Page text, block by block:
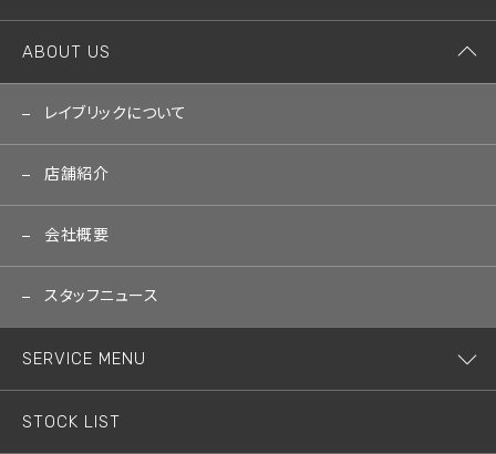
ABOUT US
レイブリックについて
店舗紹介
会社概要
スタッフニュース
SERVICE MENU
STOCK LIST